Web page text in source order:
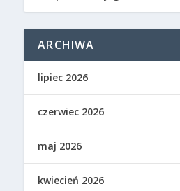
ARCHIWA
lipiec 2026
czerwiec 2026
maj 2026
kwiecień 2026